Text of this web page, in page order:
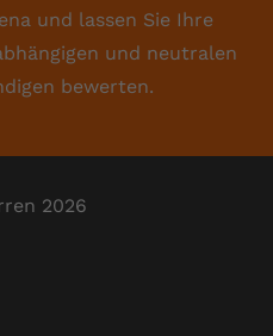
und lassen Sie Ihre
und neutralen
bewerten.
2026